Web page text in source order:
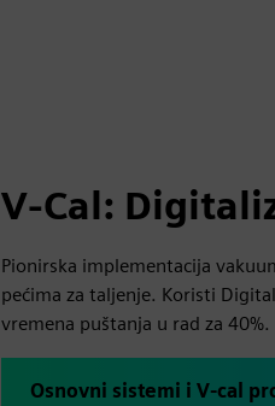
V-Cal:
Pionirska implementacija
pećima za taljenje. Koristi
vremena puštanja u rad za 40%.
Osnovni sistemi i V-cal